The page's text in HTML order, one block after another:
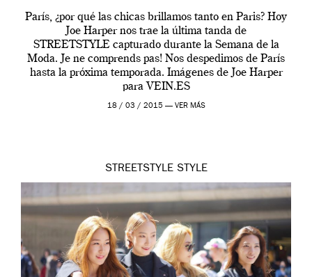
París, ¿por qué las chicas brillamos tanto en Paris? Hoy
Joe Harper nos trae la última tanda de
STREETSTYLE capturado durante la Semana de la
Moda. Je ne comprends pas! Nos despedimos de París
hasta la próxima temporada. Imágenes de Joe Harper
para VEIN.ES
18 / 03 / 2015 — VER MÁS
STREETSTYLE STYLE